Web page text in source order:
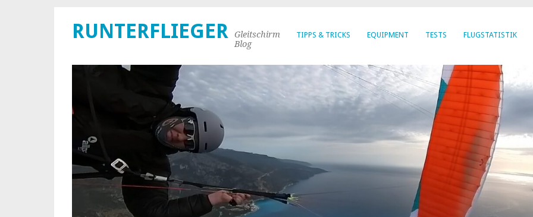
TIPPS & TRICKS EQUIPMENT TESTS FLUGSTATISTIK
RUNTERFLIEGER
Gleitschirm
Blog